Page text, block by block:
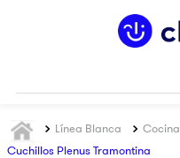
Línea Blanca Cocina
Cuchillos Plenus Tramontina
MÁS
BUSCADOS